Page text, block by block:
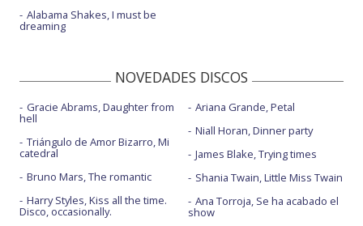
Alabama Shakes, I must be
dreaming
NOVEDADES DISCOS
Gracie Abrams, Daughter from
hell
Triángulo de Amor Bizarro, Mi
catedral
Bruno Mars, The romantic
Harry Styles, Kiss all the time.
Disco, occasionally.
Ariana Grande, Petal
Niall Horan, Dinner party
James Blake, Trying times
Shania Twain, Little Miss Twain
Ana Torroja, Se ha acabado el
show